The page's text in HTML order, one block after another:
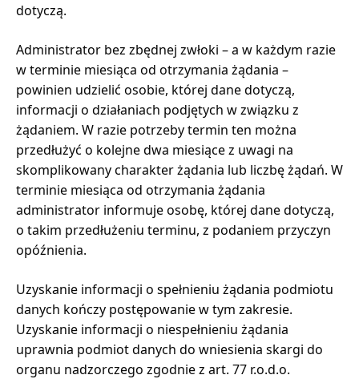
dotyczą.
Administrator bez zbędnej zwłoki – a w każdym razie
w terminie miesiąca od otrzymania żądania –
powinien udzielić osobie, której dane dotyczą,
informacji o działaniach podjętych w związku z
żądaniem. W razie potrzeby termin ten można
przedłużyć o kolejne dwa miesiące z uwagi na
skomplikowany charakter żądania lub liczbę żądań. W
terminie miesiąca od otrzymania żądania
administrator informuje osobę, której dane dotyczą,
o takim przedłużeniu terminu, z podaniem przyczyn
opóźnienia.
Uzyskanie informacji o spełnieniu żądania podmiotu
danych kończy postępowanie w tym zakresie.
Uzyskanie informacji o niespełnieniu żądania
uprawnia podmiot danych do wniesienia skargi do
organu nadzorczego zgodnie z art. 77 r.o.d.o.